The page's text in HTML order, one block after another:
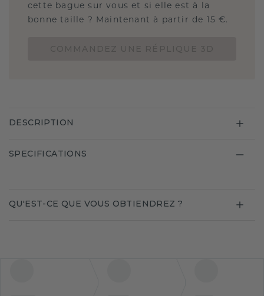
cette bague sur vous et si elle est à la
bonne taille ? Maintenant à partir de 15 €.
DESCRIPTION
SPECIFICATIONS
QU'EST-CE QUE VOUS OBTIENDREZ ?